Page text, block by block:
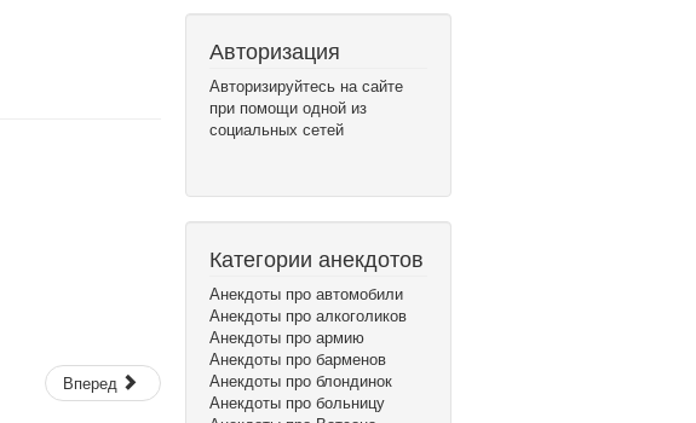
Вперед
Авторизация
Авторизируйтесь на сайте
при помощи одной из
социальных сетей
Категории анекдотов
Анекдоты про автомобили
Анекдоты про алкоголиков
Анекдоты про армию
Анекдоты про барменов
Анекдоты про блондинок
Анекдоты про больницу